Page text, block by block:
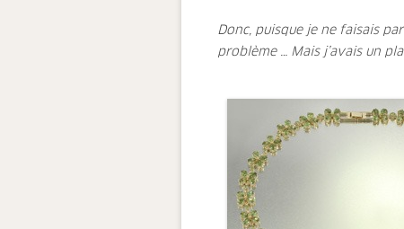
Donc, puisque je ne faisais
problème … Mais j’avais un